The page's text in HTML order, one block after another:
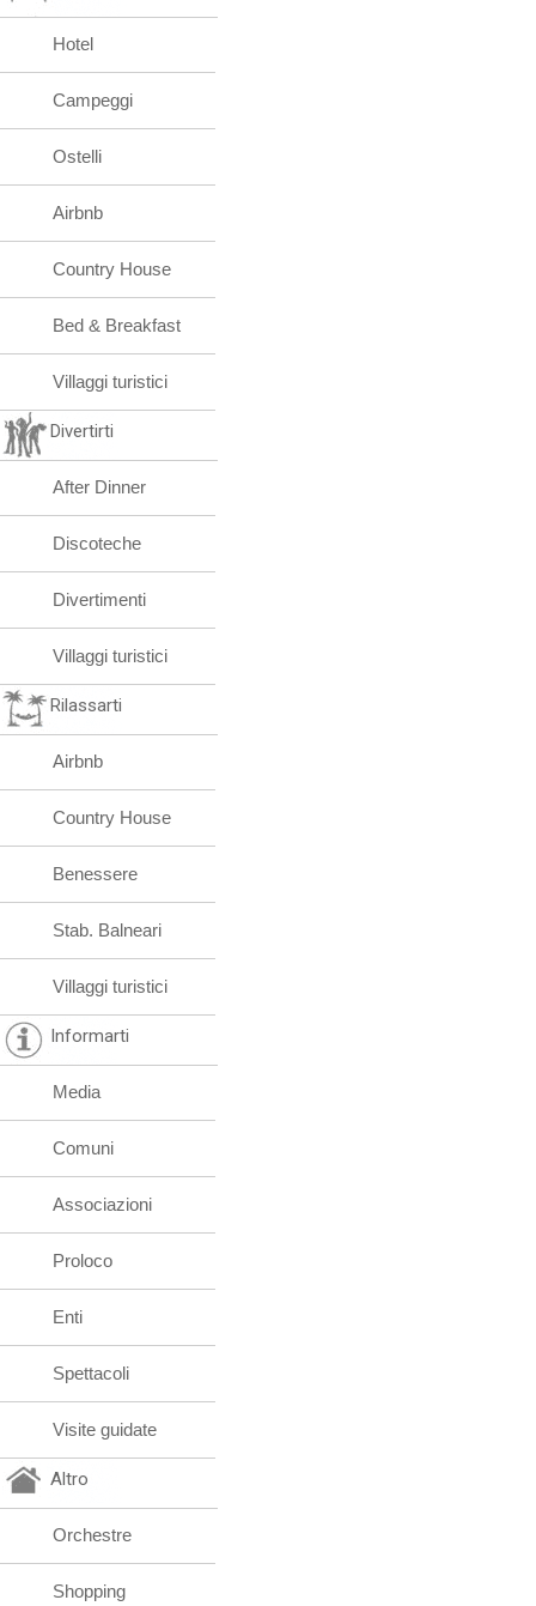
Hotel
Campeggi
Ostelli
Airbnb
Country House
Bed & Breakfast
Villaggi turistici
Divertirti
After Dinner
Discoteche
Divertimenti
Villaggi turistici
Rilassarti
Airbnb
Country House
Benessere
Stab. Balneari
Villaggi turistici
Informarti
Media
Comuni
Associazioni
Proloco
Enti
Spettacoli
Visite guidate
Altro
Orchestre
Shopping